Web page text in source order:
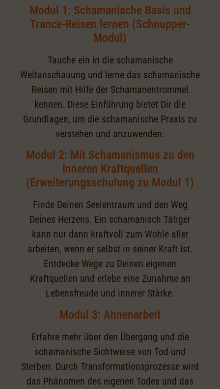
Modul 1: Schamanische Basis und
Trance-Reisen lernen (Schnupper-
Modul)
Tauche ein in die schamanische
Weltanschauung und lerne das schamanische
Reisen mit Hilfe der Schamanentrommel
kennen. Diese Einführung bietet Dir die
Grundlagen, um die schamanische Praxis zu
verstehen und anzuwenden.
Modul 2: Mit Schamanismus zu den
Inneren Kraftquellen
(Erweiterungsschulung zu Modul 1)
Finde Deinen Seelentraum und den Weg
Deines Herzens. Ein schamanisch Tätiger
kann nur dann kraftvoll zum Wohle aller
arbeiten, wenn er selbst in seiner Kraft ist.
Entdecke Wege zu Deinen eigenen
Kraftquellen und erlebe eine Zunahme an
Lebensfreude und innerer Stärke.
Modul 3: Ahnenarbeit
Erfahre mehr über den Übergang und die
schamanische Sichtweise von Tod und
Sterben. Durch Transformationsprozesse wird
das Phänomen des eigenen Todes und das